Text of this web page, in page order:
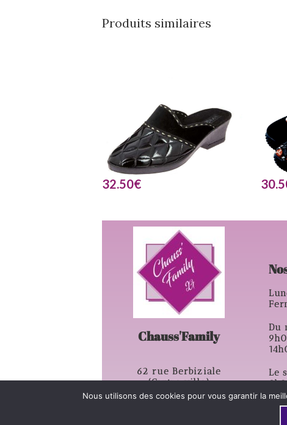
Produits similaires
32.50€
Chauss'Family
62 rue Berbiziale
(Centre ville)
63500 – Issoire
Du
Le
Nous utilisons des cookies pour vous garantir la